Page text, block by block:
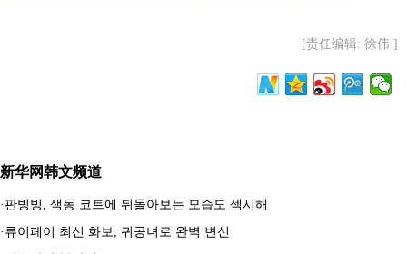
[责任编辑: 徐伟 ]
新华网韩文频道
· 판빙빙, 색동 코트에 뒤돌아보는 모습도 섹시해
· 류이페이 최신 화보, 귀공녀로 완벽 변신